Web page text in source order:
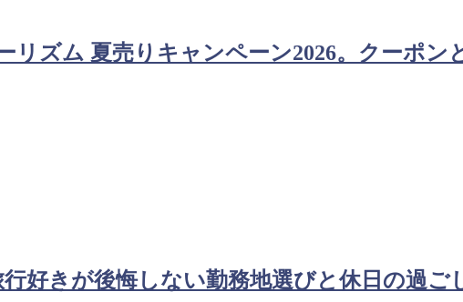
リズム 夏売りキャンペーン2026。クーポン
好きが後悔しない勤務地選びと休日の過ご